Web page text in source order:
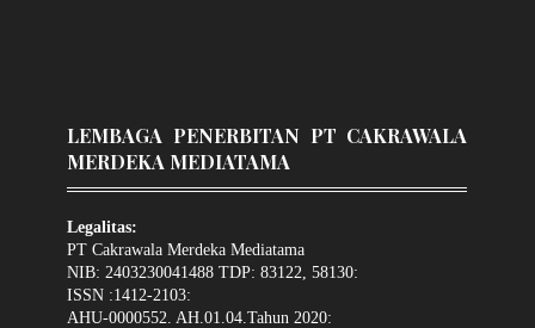
LEMBAGA PENERBITAN PT CAKRAWALA
MERDEKA MEDIATAMA
Legalitas:
PT Cakrawala Merdeka Mediatama
NIB: 2403230041488 TDP: 83122, 58130:
ISSN :1412-2103:
AHU-0000552. AH.01.04.Tahun 2020: